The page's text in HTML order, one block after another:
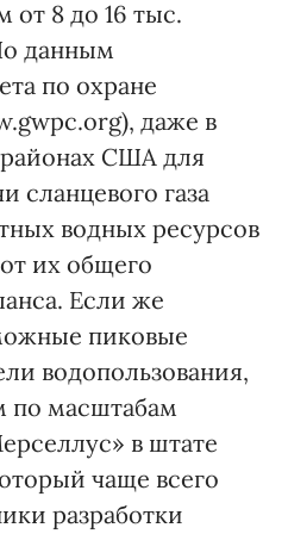
от 8 до 16 тыс.
данным
по охране
даже в
США для
сланцевого газа
водных ресурсов
их общего
Если же
пиковые
водопользования,
по масштабам
в штате
чаще всего
разработки